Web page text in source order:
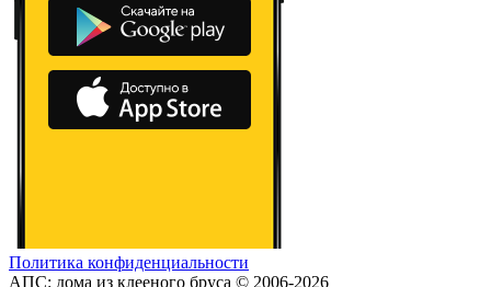
Политика конфиденциальности
АПС: дома из клееного бруса © 2006-2026